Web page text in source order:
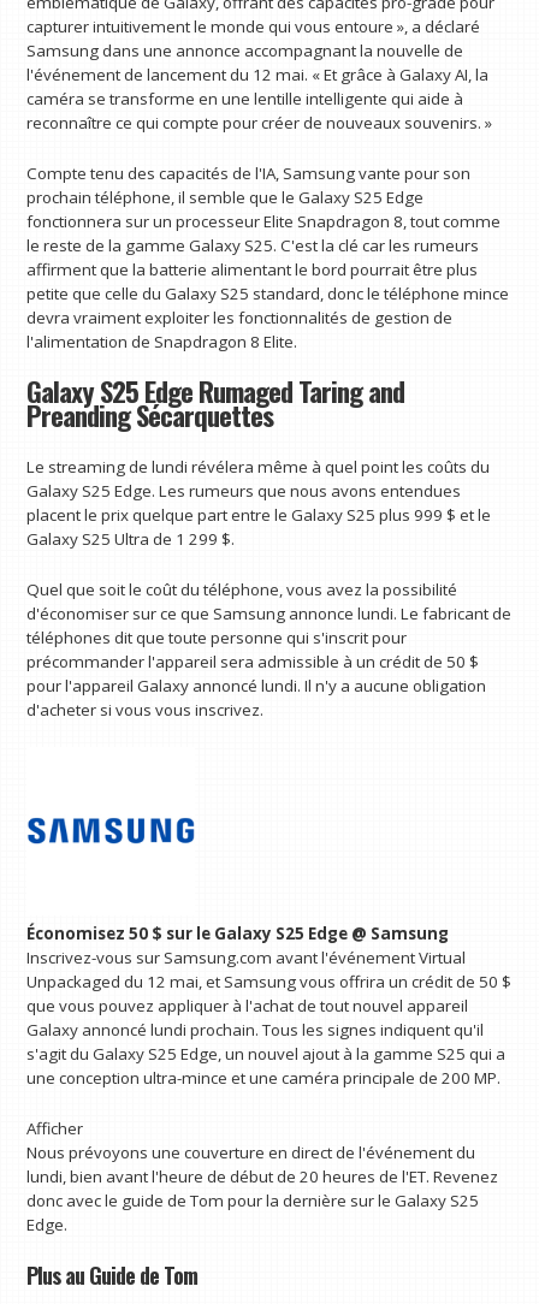
capturer intuitivement le monde qui vous entoure », a déclaré
Samsung dans une annonce accompagnant la nouvelle de
l'événement de lancement du 12 mai. « Et grâce à Galaxy AI, la
caméra se transforme en une lentille intelligente qui aide à
reconnaître ce qui compte pour créer de nouveaux souvenirs. »
Compte tenu des capacités de l'IA, Samsung vante pour son
prochain téléphone, il semble que le Galaxy S25 Edge
fonctionnera sur un processeur Elite Snapdragon 8, tout comme
le reste de la gamme Galaxy S25. C'est la clé car les rumeurs
affirment que la batterie alimentant le bord pourrait être plus
petite que celle du Galaxy S25 standard, donc le téléphone mince
devra vraiment exploiter les fonctionnalités de gestion de
l'alimentation de Snapdragon 8 Elite.
Galaxy S25 Edge Rumaged Taring and
Preanding Sécarquettes
Le streaming de lundi révélera même à quel point les coûts du
Galaxy S25 Edge. Les rumeurs que nous avons entendues
placent le prix quelque part entre le Galaxy S25 plus 999 $ et le
Galaxy S25 Ultra de 1 299 $.
Quel que soit le coût du téléphone, vous avez la possibilité
d'économiser sur ce que Samsung annonce lundi. Le fabricant de
téléphones dit que toute personne qui s'inscrit pour
précommander l'appareil sera admissible à un crédit de 50 $
pour l'appareil Galaxy annoncé lundi. Il n'y a aucune obligation
d'acheter si vous vous inscrivez.
Économisez 50 $ sur le Galaxy S25 Edge @ Samsung
Inscrivez-vous sur Samsung.com avant l'événement Virtual
Unpackaged du 12 mai, et Samsung vous offrira un crédit de 50 $
que vous pouvez appliquer à l'achat de tout nouvel appareil
Galaxy annoncé lundi prochain. Tous les signes indiquent qu'il
s'agit du Galaxy S25 Edge, un nouvel ajout à la gamme S25 qui a
une conception ultra-mince et une caméra principale de 200 MP.
Afficher
Nous prévoyons une couverture en direct de l'événement du
lundi, bien avant l'heure de début de 20 heures de l'ET. Revenez
donc avec le guide de Tom pour la dernière sur le Galaxy S25
Edge.
Plus au Guide de Tom